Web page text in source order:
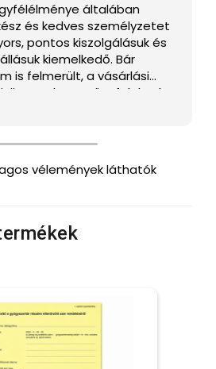
általában
és kedves személyzetet
pontos kiszolgálásuk és
kiemelkedő. Bár
is felmerült, a vásárlási
okoz az ügyfeleknek.
vélemények láthatók